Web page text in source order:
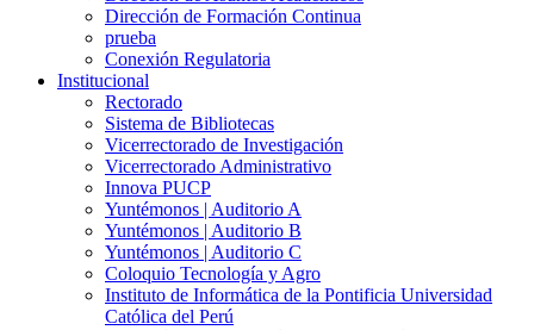
Dirección de Formación Continua
prueba
Conexión Regulatoria
Institucional
Rectorado
Sistema de Bibliotecas
Vicerrectorado de Investigación
Vicerrectorado Administrativo
Innova PUCP
Yuntémonos | Auditorio A
Yuntémonos | Auditorio B
Yuntémonos | Auditorio C
Coloquio Tecnología y Agro
Instituto de Informática de la Pontificia Universidad
Católica del Perú